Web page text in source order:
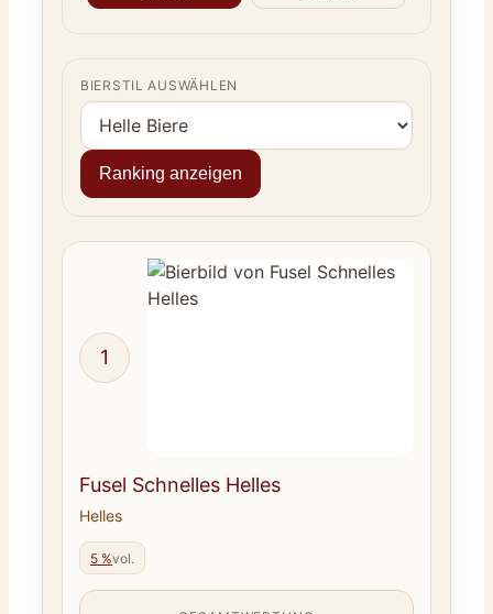
BIERSTIL AUSWÄHLEN
Ranking anzeigen
1
Fusel Schnelles Helles
Helles
5 %vol.